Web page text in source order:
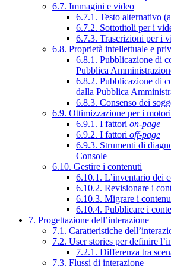
6.7. Immagini e video
6.7.1. Testo alternativo
6.7.2. Sottotitoli per i
6.7.3. Trascrizioni per i
6.8. Proprietà intellettuale e
6.8.1. Pubblicazione di
Pubblica
6.8.2. Pubblicazione di
dalla Pubblica
6.8.3. Consenso dei
6.9. Ottimizzazione per i
6.9.1. I fattori on-page
6.9.2. I fattori off-page
6.9.3. Strumenti di
Console
6.10. Gestire i contenuti
6.10.1. L’inventario dei
6.10.2. Revisionare i
6.10.3. Migrare i
6.10.4. Pubblicare i
7. Progettazione dell’interazione
7.1. Caratteristiche
7.2. User stories per definire
7.2.1. Differenza tra
7.3. Flussi di interazione